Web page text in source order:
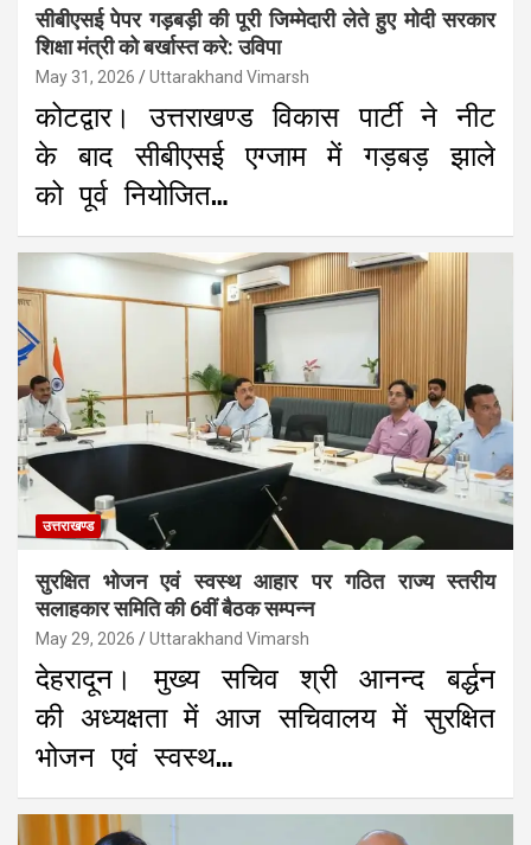
सीबीएसई पेपर गड़बड़ी की पूरी जिम्मेदारी लेते हुए मोदी सरकार
शिक्षा मंत्री को बर्खास्त करे: उविपा
May 31, 2026 Uttarakhand Vimarsh
कोटद्वार। उत्तराखण्ड विकास पार्टी ने नीट
के बाद सीबीएसई एग्जाम में गड़बड़ झाले
को पूर्व नियोजित…
उत्तराखण्ड
सुरक्षित भोजन एवं स्वस्थ आहार पर गठित राज्य स्तरीय
सलाहकार समिति की 6वीं बैठक सम्पन्न
May 29, 2026 Uttarakhand Vimarsh
देहरादून। मुख्य सचिव श्री आनन्द बर्द्धन
की अध्यक्षता में आज सचिवालय में सुरक्षित
भोजन एवं स्वस्थ…